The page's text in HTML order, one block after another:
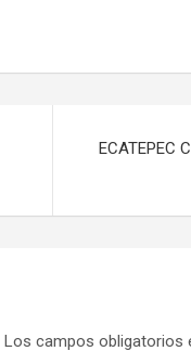
ECATEPEC
Los campos obligatorios